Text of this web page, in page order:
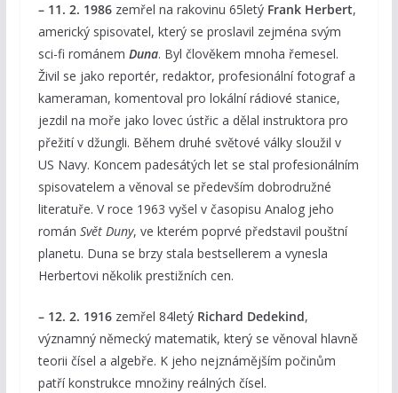
– 11. 2. 1986zemřel na rakovinu 65letý Frank Herbert,
americký spisovatel, který se proslavil zejména svým
sci-fi románem Duna. Byl člověkem mnoha řemesel.
Živil se jako reportér, redaktor, profesionální fotograf a
kameraman, komentoval pro lokální rádiové stanice,
jezdil na moře jako lovec ústřic a dělal instruktora pro
přežití v džungli. Během druhé světové války sloužil v
US Navy. Koncem padesátých let se stal profesionálním
spisovatelem a věnoval se především dobrodružné
literatuře. V roce 1963 vyšel v časopisu Analog jeho
román Svět Duny, ve kterém poprvé představil pouštní
planetu. Duna se brzy stala bestsellerem a vynesla
Herbertovi několik prestižních cen.
– 12. 2. 1916zemřel 84letý Richard Dedekind,
významný německý matematik, který se věnoval hlavně
teorii čísel a algebře. K jeho nejznámějším počinům
patří konstrukce množiny reálných čísel.